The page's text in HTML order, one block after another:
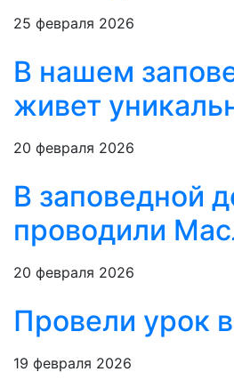
25 февраля 2026
В нашем
живет
20 февраля 2026
В заповедной
проводили
20 февраля 2026
Провели урок
19 февраля 2026